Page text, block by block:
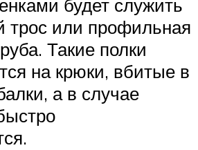
будет служить
трос или профильная
Такие полки
на крюки, вбитые в
а в случае